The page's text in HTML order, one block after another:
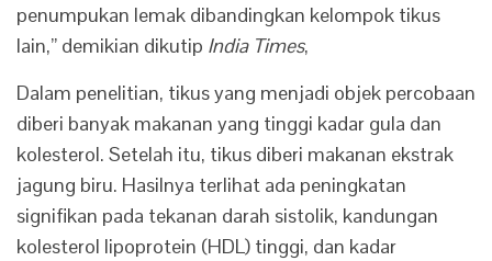
penumpukan lemak dibandingkan kelompok tikus
lain,” demikian dikutip India Times,
Dalam penelitian, tikus yang menjadi objek percobaan
diberi banyak makanan yang tinggi kadar gula dan
kolesterol. Setelah itu, tikus diberi makanan ekstrak
jagung biru. Hasilnya terlihat ada peningkatan
signifikan pada tekanan darah sistolik, kandungan
kolesterol lipoprotein (HDL) tinggi, dan kadar